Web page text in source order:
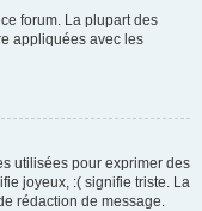
forum. La plupart des
appliquées avec les
utilisées pour exprimer des
joyeux, :( signifie triste. La
rédaction de message.